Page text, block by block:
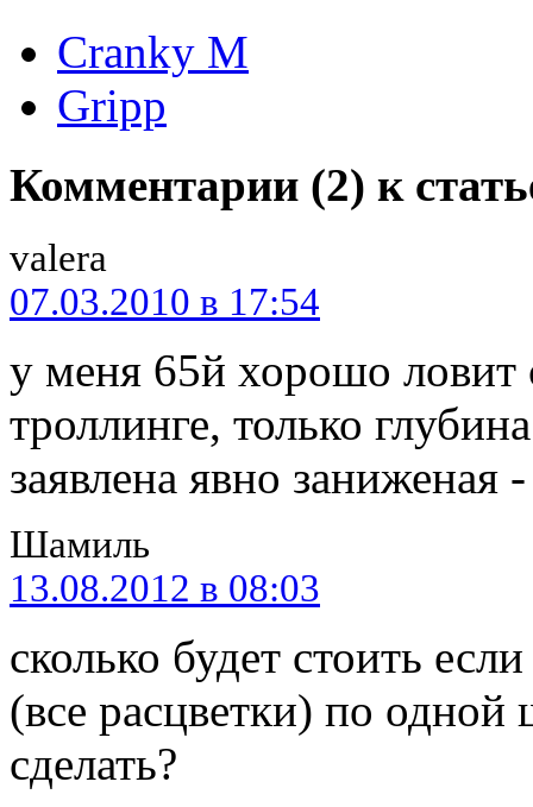
Cranky M
Gripp
Комментарии (2) к
valera
07.03.2010 в 17:54
у меня 65й хорошо ловит
троллинге, только
заявлена явно заниженая
Шамиль
13.08.2012 в 08:03
сколько будет стоить
(все расцветки) по
сделать?